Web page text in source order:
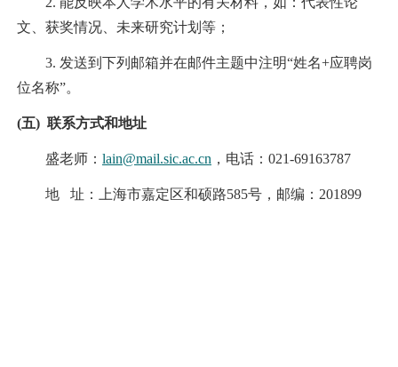
文、获奖情况、未来研究计划等；
3. 发送到下列邮箱并在邮件主题中注明“姓名+应聘岗
位名称”。
(五) 联系方式和地址
盛老师： lain@mail.sic.ac.cn ，电话：021-69163787
地 址：上海市嘉定区和硕路585号，邮编：201899